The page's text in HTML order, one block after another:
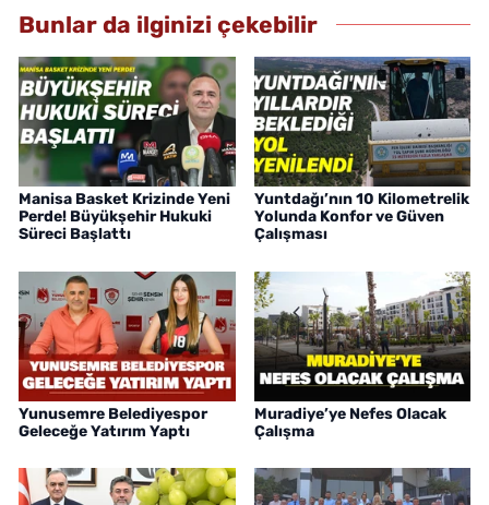
Bunlar da ilginizi çekebilir
Manisa Basket Krizinde Yeni
Perde! Büyükşehir Hukuki
Süreci Başlattı
Yuntdağı’nın 10 Kilometrelik
Yolunda Konfor ve Güven
Çalışması
Yunusemre Belediyespor
Geleceğe Yatırım Yaptı
Muradiye’ye Nefes Olacak
Çalışma